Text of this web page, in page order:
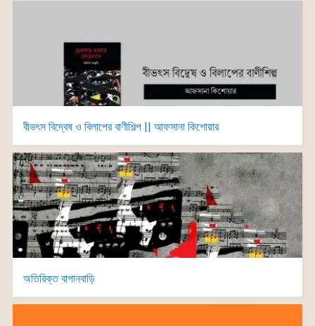
বীভৎস বিদ্বেষ ও বিলাপের বাণীশিল্প || আফসানা কিশোয়ার
অতিরিক্ত বাগানবাড়ি